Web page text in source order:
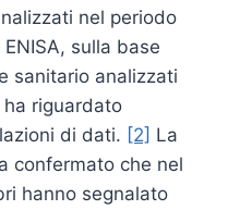
nel periodo
sulla base
sanitario analizzati
riguardato
di dati. [2] La
confermato che nel
hanno segnalato